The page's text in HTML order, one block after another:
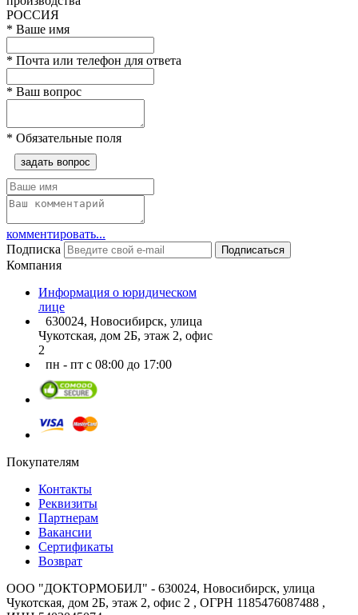
РОССИЯ
* Ваше имя
* Почта или телефон для ответа
* Ваш вопрос
* Обязательные поля
задать вопрос
комментировать...
Подписка
Подписаться
Компания
Информация о юридическом
лице
630024, Новосибирск, улица
Чукотская, дом 2Б, этаж 2, офис
2
пн - пт с 08:00 до 17:00
Покупателям
Контакты
Реквизиты
Партнерам
Вакансии
Сертификаты
Возврат
ООО "ДОКТОРМОБИЛ" - 630024, Новосибирск, улица
Чукотская, дом 2Б, этаж 2, офис 2 , ОГРН 1185476087488 ,